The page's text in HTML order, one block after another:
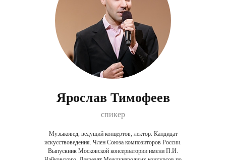
Ярослав Тимофеев
спикер
Музыковед, ведущий концертов, лектор. Кандидат
искусствоведения. Член Союза композиторов России.
Выпускник Московской консерватории имени П.И.